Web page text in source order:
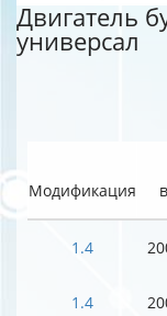
Двигатель
универсал
Модификация
1.4
1.4